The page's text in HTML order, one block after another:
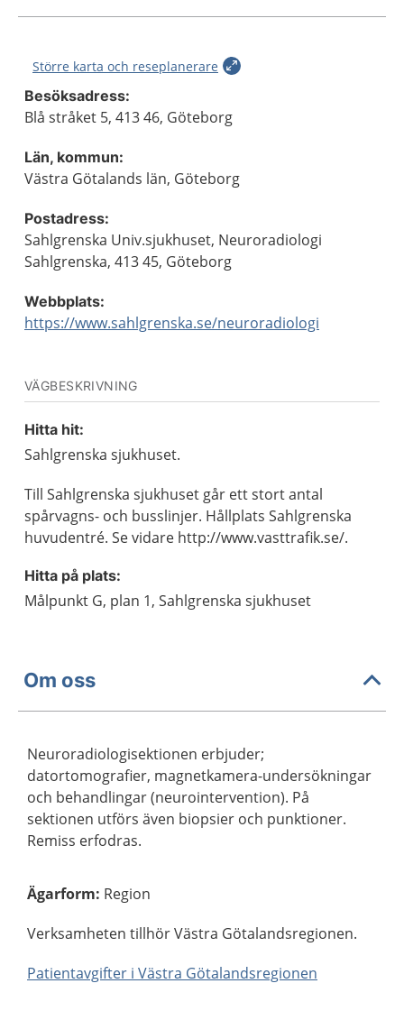
Större karta och reseplanerare
Besöksadress:
Blå stråket 5, 413 46, Göteborg
Län, kommun:
Västra Götalands län, Göteborg
Postadress:
Sahlgrenska Univ.sjukhuset, Neuroradiologi
Sahlgrenska, 413 45, Göteborg
Webbplats:
https://www.sahlgrenska.se/neuroradiologi
VÄGBESKRIVNING
Hitta hit:
Sahlgrenska sjukhuset.
Till Sahlgrenska sjukhuset går ett stort antal
spårvagns- och busslinjer. Hållplats Sahlgrenska
huvudentré. Se vidare http://www.vasttrafik.se/.
Hitta på plats:
Målpunkt G, plan 1, Sahlgrenska sjukhuset
Om oss
Neuroradiologisektionen erbjuder;
datortomografier, magnetkamera-undersökningar
och behandlingar (neurointervention). På
sektionen utförs även biopsier och punktioner.
Remiss erfodras.
Ägarform: Region
Verksamheten tillhör Västra Götalandsregionen.
Patientavgifter i Västra Götalandsregionen